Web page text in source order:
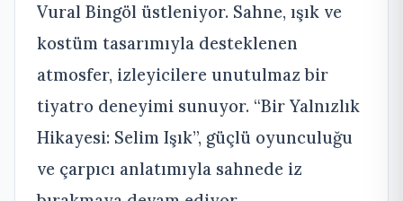
Vural Bingöl üstleniyor. Sahne, ışık ve
kostüm tasarımıyla desteklenen
atmosfer, izleyicilere unutulmaz bir
tiyatro deneyimi sunuyor. “Bir Yalnızlık
Hikayesi: Selim Işık”, güçlü oyunculuğu
ve çarpıcı anlatımıyla sahnede iz